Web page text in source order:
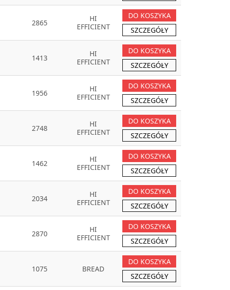
2865
HI
EFFICIENT
DO KOSZYKA
SZCZEGÓŁY
1413
HI
EFFICIENT
DO KOSZYKA
SZCZEGÓŁY
1956
HI
EFFICIENT
DO KOSZYKA
SZCZEGÓŁY
2748
HI
EFFICIENT
DO KOSZYKA
SZCZEGÓŁY
1462
HI
EFFICIENT
DO KOSZYKA
SZCZEGÓŁY
2034
HI
EFFICIENT
DO KOSZYKA
SZCZEGÓŁY
2870
HI
EFFICIENT
DO KOSZYKA
SZCZEGÓŁY
1075 BREAD
DO KOSZYKA
SZCZEGÓŁY